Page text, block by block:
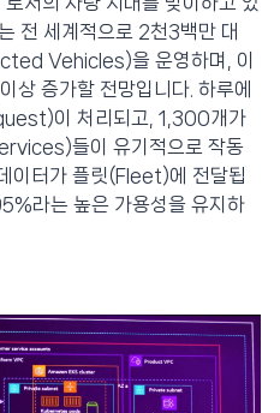
전 세계적으로 2천3백만 대
Vehicles)을 운영하며, 이
상 증가할 전망입니다. 하루에
이 처리되고, 1,300개가
들이 유기적으로 작동
이터가 플릿(Fleet)에 전달됩
라는 높은 가용성을 유지하